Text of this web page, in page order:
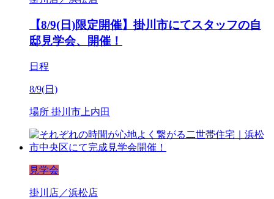
【8/9(日)限定開催】掛川市にてスタッフの自
邸見学会、開催！
日程
8/9(日)
場所 掛川市上内田
見学会
掛川店／浜松店